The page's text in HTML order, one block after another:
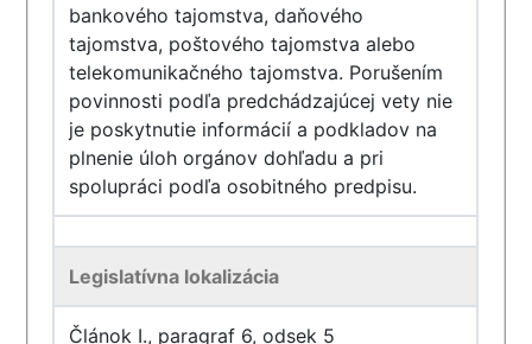
bankového tajomstva, daňového
tajomstva, poštového tajomstva alebo
telekomunikačného tajomstva. Porušením
povinnosti podľa predchádzajúcej vety nie
je poskytnutie informácií a podkladov na
plnenie úloh orgánov dohľadu a pri
spolupráci podľa osobitného predpisu.
Legislatívna lokalizácia
Článok I., paragraf 6, odsek 5